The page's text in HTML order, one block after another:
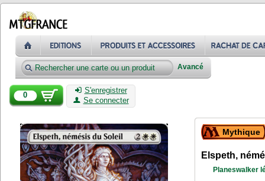
Avancé
0
S'enregistrer
Se connecter
Mythique
Elspeth,
Planeswalker